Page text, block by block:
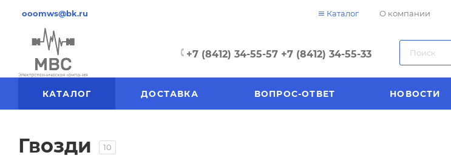
ooomws@bk.ru Каталог О компании
+7 (8412) 34-55-57 +7 (8412) 34-55-33
КАТАЛОГ ДОСТАВКА ВОПРОС-ОТВЕТ НОВОСТИ
Гвозди 10